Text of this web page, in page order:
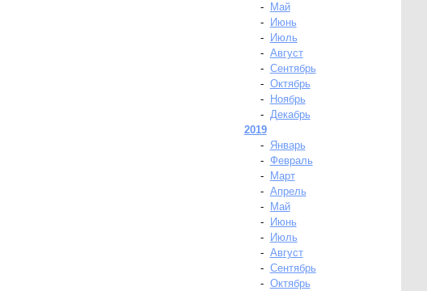
-
Май
-
Июнь
-
Июль
- Август
- Сентябрь
- Октябрь
-
Ноябрь
- Декабрь
2019
-
Январь
- Февраль
-
Март
- Апрель
-
Май
-
Июнь
-
Июль
- Август
- Сентябрь
- Октябрь